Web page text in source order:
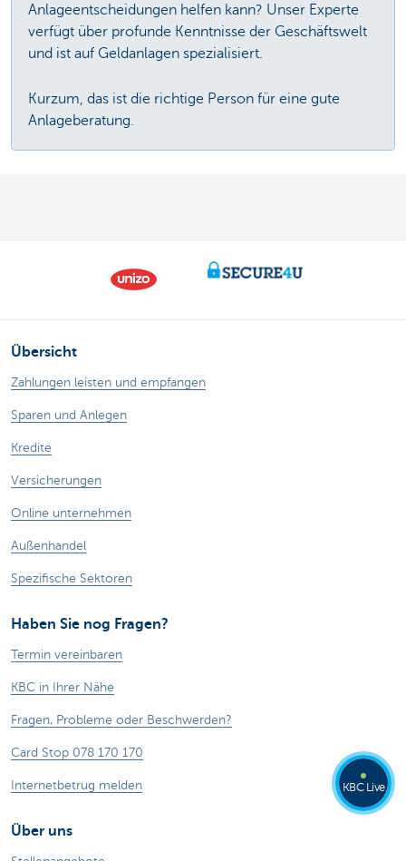
Anlageentscheidungen helfen kann? Unser Experte
verfügt über profunde Kenntnisse der Geschäftswelt
und ist auf Geldanlagen spezialisiert.
Kurzum, das ist die richtige Person für eine gute
Anlageberatung.
Übersicht
Zahlungen leisten und empfangen
Sparen und Anlegen
Kredite
Versicherungen
Online unternehmen
Außenhandel
Spezifische Sektoren
Haben Sie nog Fragen?
Termin vereinbaren
KBC in Ihrer Nähe
Fragen, Probleme oder Beschwerden?
Card Stop 078 170 170
Internetbetrug melden
Über uns
KBC Live